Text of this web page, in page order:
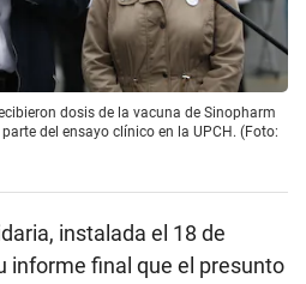
dosis de la vacuna de Sinopharm
del ensayo clínico en la UPCH. (Foto:
instalada el 18 de
informe final que el presunto